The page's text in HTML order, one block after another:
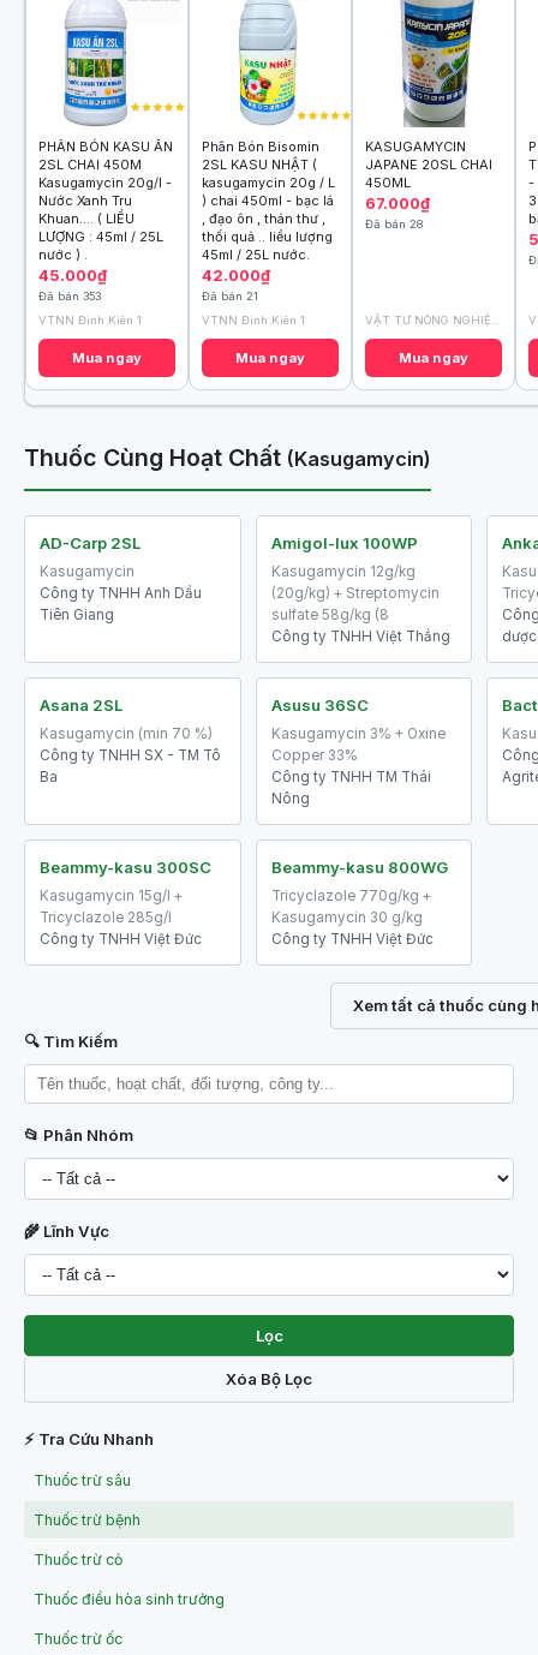
PHÂN BÓN KASU ẤN
2SL CHAI 450M
Kasugamycin 20g/l -
Nước Xanh Tru
Khuan.... ( LIỀU
LƯỢNG : 45ml / 25L
nước ) .
45.000₫
Đã bán 353
VTNN Đình Kiên 1
Mua ngay
Phân Bón Bisomin
2SL KASU NHẬT (
kasugamycin 20g / L
) chai 450ml - bạc lá
, đạo ôn , thán thư ,
thối quả .. liều lượng
45ml / 25L nước.
42.000₫
Đã bán 21
VTNN Đình Kiên 1
Mua ngay
KASUGAMYCIN
JAPANE 20SL CHAI
450ML
67.000₫
Đã bán 28
Mua ngay
-
Thuốc Cùng Hoạt Chất (Kasugamycin)
AD-Carp 2SL
Kasugamycin
Công ty TNHH Anh Dẩu
Tiên Giang
Amigol-lux 100WP
Kasugamycin 12g/kg
(20g/kg) + Streptomycin
sulfate 58g/kg (8
Công ty TNHH Việt Thắng
Asana 2SL
Kasugamycin (min 70 %)
Công ty TNHH SX - TM Tô
Ba
Asusu 36SC
Kasugamycin 3% + Oxine
Copper 33%
Công ty TNHH TM Thái
Nông
Beammy-kasu 300SC
Kasugamycin 15g/l +
Tricyclazole 285g/l
Công ty TNHH Việt Đức
Beammy-kasu 800WG
Tricyclazole 770g/kg +
Kasugamycin 30 g/kg
Công ty TNHH Việt Đức
Xem tất cả thuốc cùng
🔍 Tìm Kiếm
📂 Phân Nhóm
🌾 Lĩnh Vực
Lọc
Xóa Bộ Lọc
⚡ Tra Cứu Nhanh
Thuốc trừ sâu
Thuốc trừ bệnh
Thuốc trừ cỏ
Thuốc điều hòa sinh trưởng
Thuốc trừ ốc